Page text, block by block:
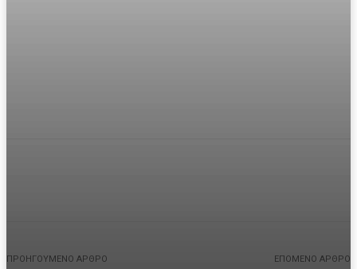
ΠΡΟΗΓΟΎΜΕΝΟ ΆΡΘΡΟ ΕΠΌΜΕΝΟ ΆΡΘΡΟ